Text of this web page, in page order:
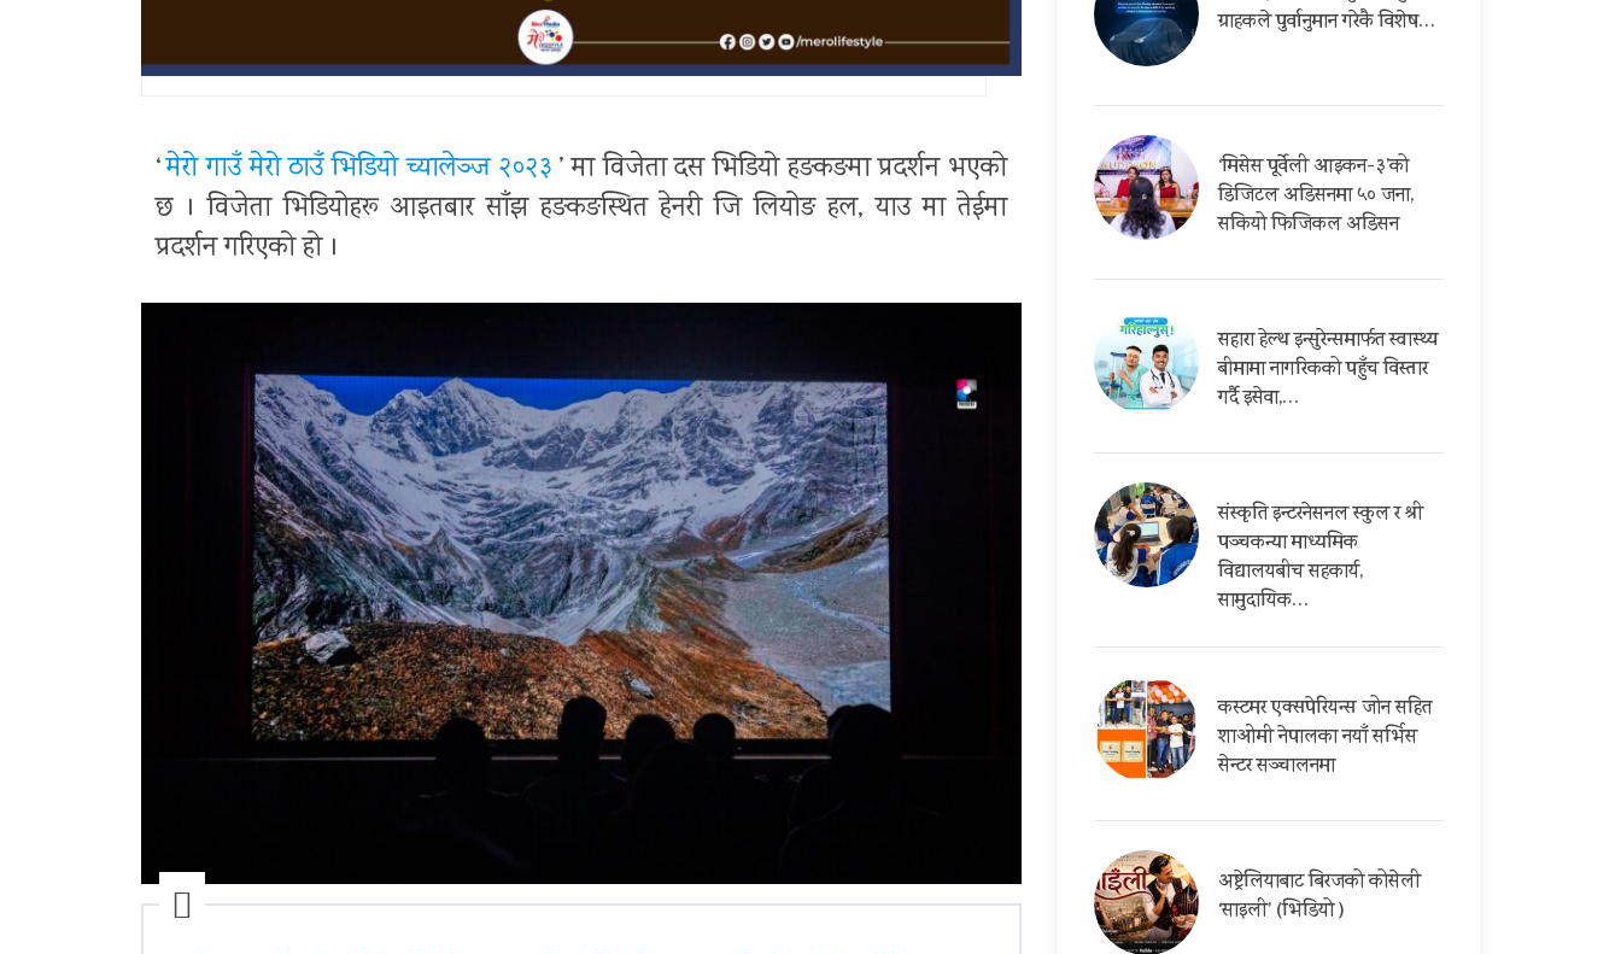
‘मेरो गाउँ मेरो ठाउँ भिडियो च्यालेञ्ज २०२३ ’ मा विजेता दस भिडियो हङकङमा प्रदर्शन भएको
छ । विजेता भिडियोहरू आइतबार साँझ हङकङस्थित हेनरी जि लियोङ हल, याउ मा तेईमा
प्रदर्शन गरिएको हो ।
ग्राहकले पुर्वानुमान गरेकै विशेष…
‘मिसेस पूर्वेली आइकन-३’को
डिजिटल अडिसनमा ५० जना,
सकियो फिजिकल अडिसन
सहारा हेल्थ इन्सुरेन्समार्फत स्वास्थ्य
बीमामा नागरिकको पहुँच विस्तार
गर्दै इसेवा,…
संस्कृति इन्टरनेसनल स्कुल र श्री
पञ्चकन्या माध्यमिक
विद्यालयबीच सहकार्य,
सामुदायिक…
कस्टमर एक्सपेरियन्स जोन सहित
शाओमी नेपालका नयाँ सर्भिस
सेन्टर सञ्चालनमा
अष्ट्रेलियाबाट बिरजको कोसेली
‘साइली’ (भिडियो )